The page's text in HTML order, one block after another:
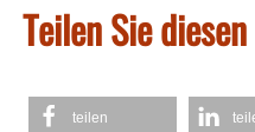
Teilen Sie
teilen